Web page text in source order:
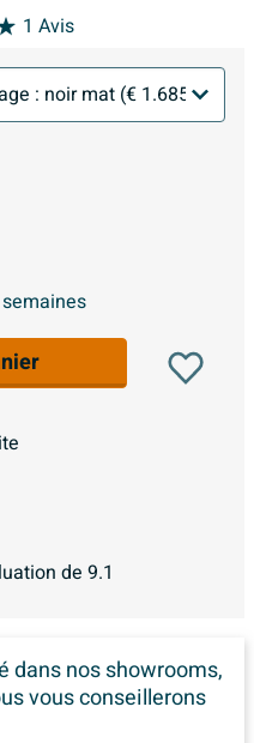
1 Avis
de 9.1
dansnos showrooms,
vous conseillerons